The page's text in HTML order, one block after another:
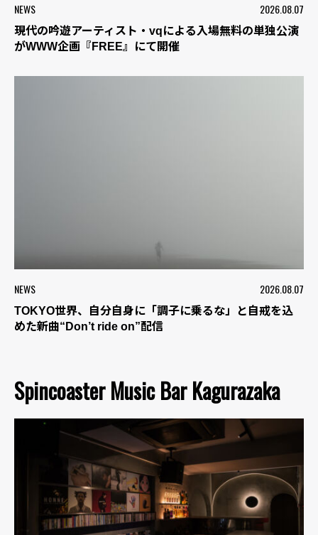
NEWS 2026.08.07
現代の吟遊アーティスト・vqによる入場無料の単独公演
がWWW企画『FREE』にて開催
NEWS 2026.08.07
TOKYO世界、自分自身に「調子に乗るな」と自戒を込
めた新曲“Don’t ride on”配信
Spincoaster Music Bar Kagurazaka